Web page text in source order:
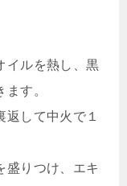
イルを熱し、黒
す。
して中火で１
りつけ、エキ